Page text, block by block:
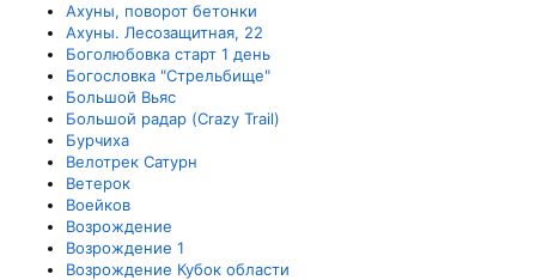
Ахуны, поворот бетонки
Ахуны. Лесозащитная, 22
Боголюбовка старт 1 день
Богословка "Стрельбище"
Большой Вьяс
Большой радар (Crazy Trail)
Бурчиха
Велотрек Сатурн
Ветерок
Воейков
Возрождение
Возрождение 1
Возрождение Кубок области